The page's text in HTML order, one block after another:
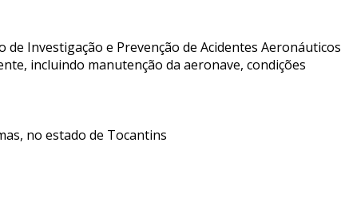
Investigação e Prevenção de Acidentes Aeronáuticos
incluindo manutenção da aeronave, condições
no estado de Tocantins